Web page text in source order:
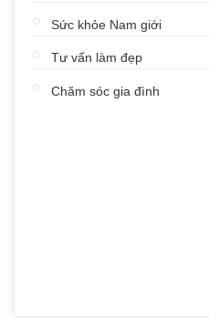
Sức khỏe Nam giới
Tư vấn làm đẹp
Chăm sóc gia đình